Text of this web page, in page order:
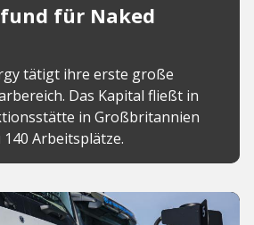
für Naked
tätigt ihre erste große
Das Kapital fließt in
in Großbritannien
Arbeitsplätze.